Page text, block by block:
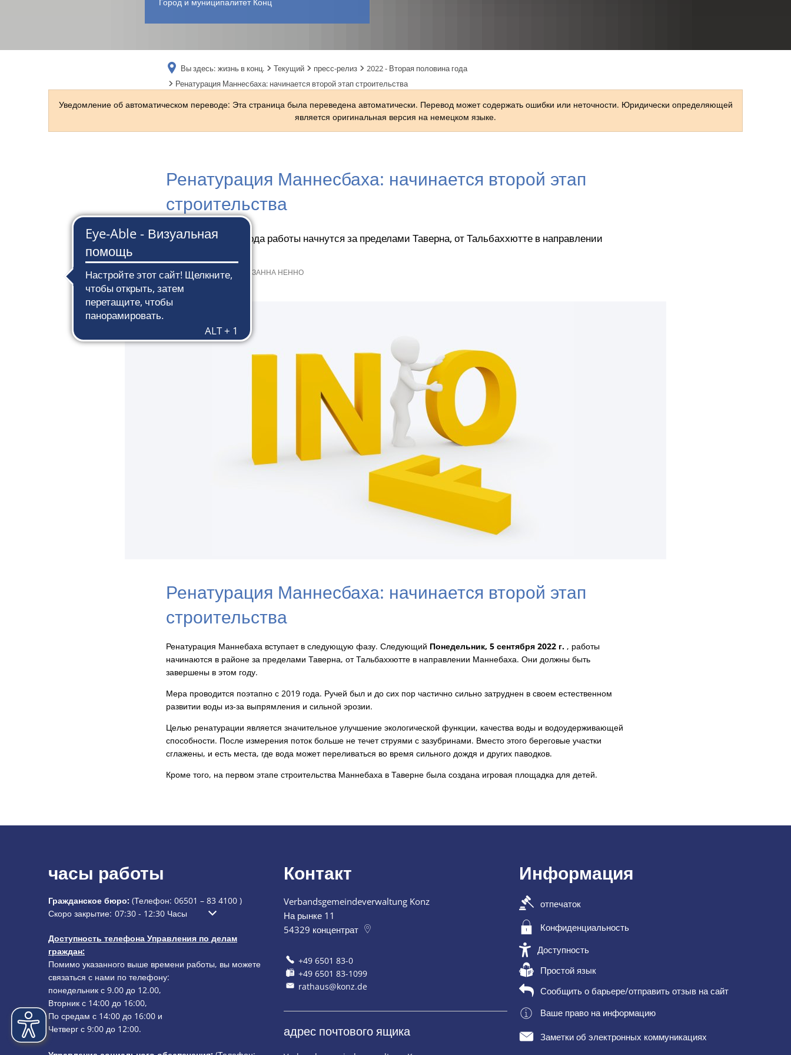
Вы здесь: жизнь в конц. Текущий пресс-релиз
2022 - Вторая половина года
Ренатурация Маннесбаха: начинается второй этап строительства
Уведомление об автоматическом переводе: Эта страница была переведена автоматически. Перевод может содержать ошибки или неточности. Юридически определяющей
является оригинальная версия на немецком языке.
Ренатурация Маннесбаха: начинается второй этап
строительства
5 сентября 2022 года работы начнутся за пределами Таверна, от Тальбаххютте в направлении
2 сентября 2022 г. СЮЗАННА НЕННО
Ренатурация Маннесбаха: начинается второй этап
строительства
Ренатурация Маннебаха вступает в следующую фазу. Следующий Понедельник, 5 сентября 2022 г. , работы
начинаются в районе за пределами Таверна, от Тальбаххютте в направлении Маннебаха. Они должны быть
завершены в этом году.
Мера проводится поэтапно с 2019 года. Ручей был и до сих пор частично сильно затруднен в своем естественном
развитии воды из-за выпрямления и сильной эрозии.
Целью ренатурации является значительное улучшение экологической функции, качества воды и водоудерживающей
способности. После измерения поток больше не течет струями с зазубринами. Вместо этого береговые участки
сглажены, и есть места, где вода может переливаться во время сильного дождя и других паводков.
Кроме того, на первом этапе строительства Маннебаха в Таверне была создана игровая площадка для детей.
часы работы
Гражданское бюро: (Телефон: 06501 – 83 4100 )
Нажмите, чтобы скрыть дополнительное время открытия или закрытия
Скоро закрытие: 07:30 - 12:30 Часы С 7:30 до 12:30
Доступность телефона Управления по делам
граждан:
Помимо указанного выше времени работы, вы можете
связаться с нами по телефону:
понедельник с 9.00 до 12.00,
Вторник с 14:00 до 16:00,
По средам с 14:00 до 16:00 и
Четверг с 9:00 до 12:00.
Контакт
Verbandsgemeindeverwaltung Konz
На рынке 11
54329 концентрат
+49 6501 83-0
+49 6501 83-1099
rathaus@konz.de
адрес почтового ящика
Информация
отпечаток
Конфиденциальность
Доступность
Простой язык
Сообщить о барьере/отправить отзыв на сайт
Ваше право на информацию
Заметки об электронных коммуникациях